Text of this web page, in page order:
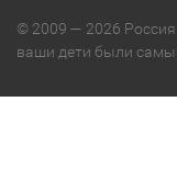
© 2009 — 2026
ваши дети были